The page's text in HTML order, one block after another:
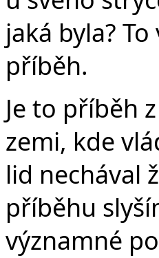
jaká byla?
příběh.
Je to příběh
zemi, kde
lid nechával
příběhu
významné